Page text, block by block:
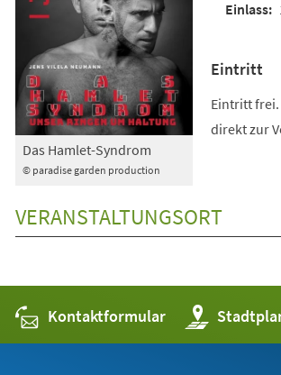
© paradise garden production
Das Hamlet-Syndrom
Eintritt
Eintritt frei.
direkt zur
VERANSTALTUNGSORT
Kontaktformular (Öffnet
in
einem